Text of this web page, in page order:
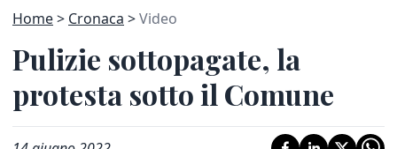
Home Cronaca Video
Pulizie sottopagate, la
protesta sotto il Comune